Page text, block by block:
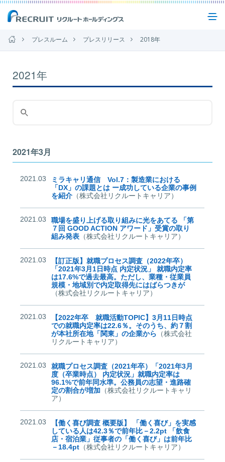
IR(投資家情報)
ニュース
お問い合わせ
プレスルーム プレスリリース 2018年
2021年
2021年3月
2021.03
ミラキャリ通信 Vol.7：製造業における
「DX」の課題とは ー成功している企業の事例
を紹介 （株式会社リクルートキャリア）
2021.03
職場を盛り上げる取り組みに光をあてる 「第
７回 GOOD ACTION アワード」受賞の取り
組み発表 （株式会社リクルートキャリア）
2021.03
【訂正版】就職プロセス調査（2022年卒）
「2021年3月1日時点 内定状況」 就職内定率
は17.6%で過去最高。ただし、業種・従業員
規模・地域別で内定取得先にはばらつきが
（株式会社リクルートキャリア）
2021.03
【2022年卒 就職活動TOPIC】3月11日時点
での就職内定率は22.6％。そのうち、約７割
が本社所在地「関東」の企業から （株式会社
リクルートキャリア）
2021.03
就職プロセス調査（2021年卒）「2021年3月
度（卒業時点） 内定状況」就職内定率は
96.1%で前年同水準。公務員の志望・進路確
定の割合が増加 （株式会社リクルートキャリ
ア）
2021.03
【働く喜び調査 概要版】 「働く喜び」を実感
している人は42.3％で前年比－2.2pt 「飲食
店・宿泊業」従事者の「働く喜び」は前年比
－18.4pt （株式会社リクルートキャリア）